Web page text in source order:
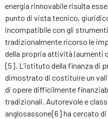
energia rinnovabile risulta
punto di vista tecnico,
incompatibile con gli
tradizionalmente ricorso le
della propria attività (aumenti
[5]. L’istituto della finanza di
dimostrato di costituire un
di opere difficilmente
tradizionali. Autorevole e
anglosassone[6] ha cercato